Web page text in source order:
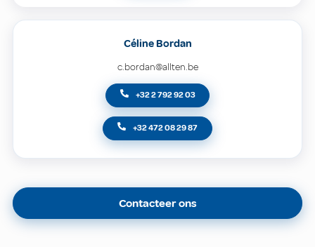
Céline Bordan
c.bordan@allten.be
+32 2 792 92 03
+32 472 08 29 87
Contacteer ons